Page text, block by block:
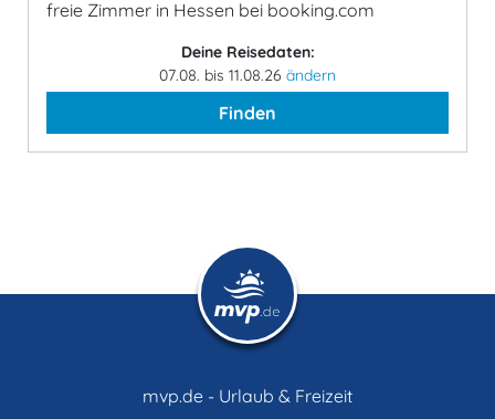
freie Zimmer in Hessen bei booking.com
Deine Reisedaten:
07.08. bis 11.08.26 ändern
Finden
mvp.de - Urlaub & Freizeit